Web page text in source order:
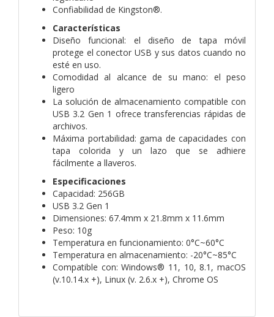
Confiabilidad de Kingston®.
Características
Diseño funcional: el diseño de tapa móvil
protege el conector USB y sus datos cuando no
esté en uso.
Comodidad al alcance de su mano: el peso
ligero
La solución de almacenamiento compatible con
USB 3.2 Gen 1 ofrece transferencias rápidas de
archivos.
Máxima portabilidad: gama de capacidades con
tapa colorida y un lazo que se adhiere
fácilmente a llaveros.
Especificaciones
Capacidad: 256GB
USB 3.2 Gen 1
Dimensiones: 67.4mm x 21.8mm x 11.6mm
Peso: 10g
Temperatura en funcionamiento: 0°C~60°C
Temperatura en almacenamiento: -20°C~85°C
Compatible con: Windows® 11, 10, 8.1, macOS
(v.10.14.x +), Linux (v. 2.6.x +), Chrome OS